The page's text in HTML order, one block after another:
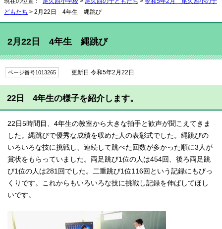
どもたち > 2月22日 4年生 縄跳び
2月22日 4年生 縄跳び
ページ番号1013265 更新日 令和5年2月22日
22日 4年生の様子を紹介します。
22日5時間目、4年生の教室から大きな拍手と歓声が聞こえてきま
した。縄跳びで優秀な成績を収めた人の表彰式でした。縄跳びの
いろいろな技に挑戦し、連続して跳べた回数が多かった順に3人が
賞状をもらっていました。両足跳び1位の人は454回、後ろ両足跳
び1位の人は281回でした。二重跳び1位116回という記録にもびっ
くりです。これからもいろいろな技に挑戦し記録を伸ばしてほし
いです。